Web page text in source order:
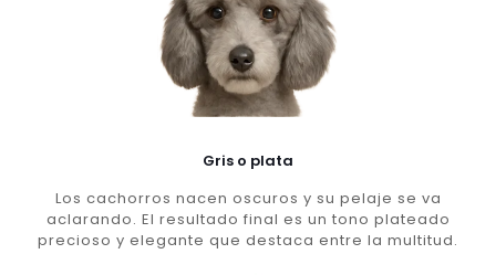
Gris o plata
Los cachorros nacen oscuros y su pelaje se va
aclarando. El resultado final es un tono plateado
precioso y elegante que destaca entre la multitud.